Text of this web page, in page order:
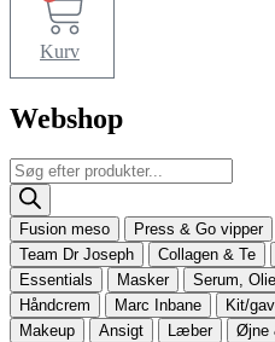
Kurv
Webshop
Products
search
Fusion meso Press & Go vipper
Team Dr Joseph
Collagen & Te
Essentials
Masker Serum,
Håndcrem
Marc Inbane Kit/
Makeup
Ansigt Læber Øjne